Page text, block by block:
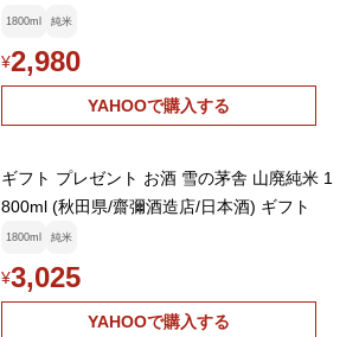
1800ml 純米
¥2,980
YAHOOで購入する
ギフト プレゼント お酒 雪の茅舎 山廃純米 1
800ml (秋田県/齋彌酒造店/日本酒) ギフト
1800ml 純米
¥3,025
YAHOOで購入する